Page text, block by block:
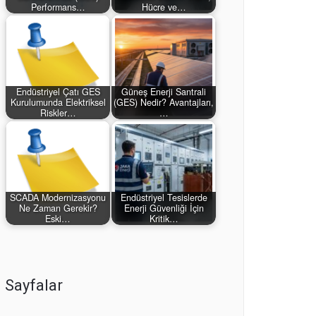
Performans…
Hücre ve…
Endüstriyel Çatı GES
Kurulumunda Elektriksel
Riskler…
Güneş Enerji Santrali
(GES) Nedir? Avantajları,
…
SCADA Modernizasyonu
Ne Zaman Gerekir?
Eski…
Endüstriyel Tesislerde
Enerji Güvenliği İçin
Kritik…
Sayfalar